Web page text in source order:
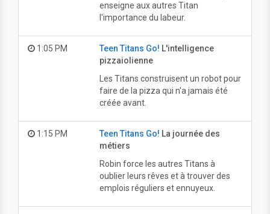
enseigne aux autres Titan
l'importance du labeur.
1:05 PM Teen Titans Go! L'intelligence
pizzaiolienne
Les Titans construisent un robot pour
faire de la pizza qui n'a jamais été
créée avant.
1:15 PM Teen Titans Go! La journée des
métiers
Robin force les autres Titans à
oublier leurs rêves et à trouver des
emplois réguliers et ennuyeux.